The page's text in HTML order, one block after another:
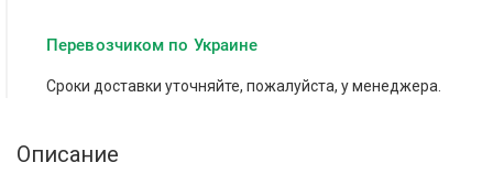
Перевозчиком по Украине
Сроки доставки уточняйте, пожалуйста, у менеджера.
Описание